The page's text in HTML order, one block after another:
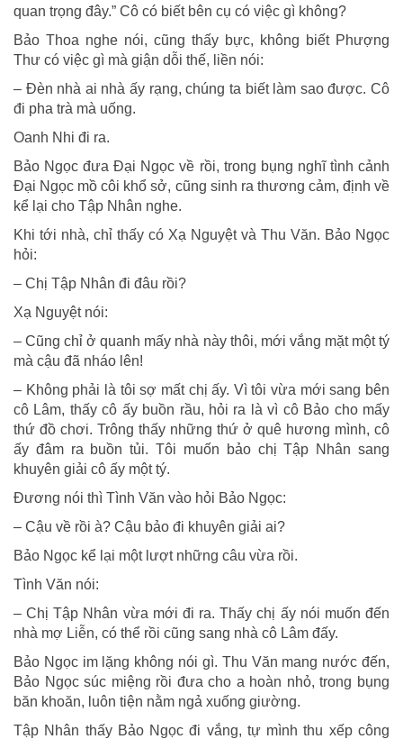
quan trọng đây.” Cô có biết bên cụ có việc gì không?
Bảo Thoa nghe nói, cũng thấy bực, không biết Phượng
Thư có việc gì mà giận dỗi thế, liền nói:
– Đèn nhà ai nhà ấy rạng, chúng ta biết làm sao được. Cô
đi pha trà mà uống.
Oanh Nhi đi ra.
Bảo Ngọc đưa Đại Ngọc về rồi, trong bụng nghĩ tình cảnh
Đại Ngọc mồ côi khổ sở, cũng sinh ra thương cảm, định về
kể lại cho Tập Nhân nghe.
Khi tới nhà, chỉ thấy có Xạ Nguyệt và Thu Văn. Bảo Ngọc
hỏi:
– Chị Tập Nhân đi đâu rồi?
Xạ Nguyệt nói:
– Cũng chỉ ở quanh mấy nhà này thôi, mới vắng mặt một tý
mà cậu đã nháo lên!
– Không phải là tôi sợ mất chị ấy. Vì tôi vừa mới sang bên
cô Lâm, thấy cô ấy buồn rầu, hỏi ra là vì cô Bảo cho mấy
thứ đồ chơi. Trông thấy những thứ ở quê hương mình, cô
ấy đâm ra buồn tủi. Tôi muốn bảo chị Tập Nhân sang
khuyên giải cô ấy một tý.
Đương nói thì Tình Văn vào hỏi Bảo Ngọc:
– Cậu về rồi à? Cậu bảo đi khuyên giải ai?
Bảo Ngọc kể lại một lượt những câu vừa rồi.
Tình Văn nói:
– Chị Tập Nhân vừa mới đi ra. Thấy chị ấy nói muốn đến
nhà mợ Liễn, có thể rồi cũng sang nhà cô Lâm đấy.
Bảo Ngọc im lặng không nói gì. Thu Văn mang nước đến,
Bảo Ngọc súc miệng rồi đưa cho a hoàn nhỏ, trong bụng
băn khoăn, luôn tiện nằm ngả xuống giường.
Tập Nhân thấy Bảo Ngọc đi vắng, tự mình thu xếp công